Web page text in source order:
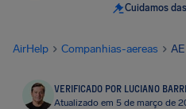
Cuidamos
AirHelp Companhias-aereas AE
VERIFICADO POR LUCIANO
Atualizado em 5 de março de